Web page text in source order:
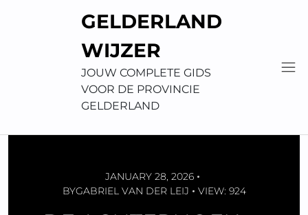
GELDERLAND
WIJZER
JOUW COMPLETE GIDS
VOOR DE PROVINCIE
GELDERLAND
JANUARY 28, 2026
BYGABRIEL VAN DER LEIJ VIEW: 924